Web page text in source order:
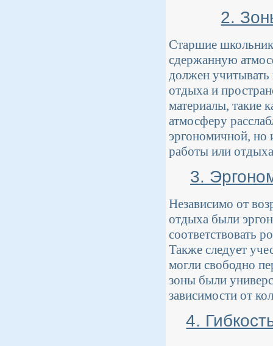
2.
Старшие
сдержанную
должен
отдыха и
материалы, такие
атмосферу
эргономичной, но
работы или
3.
Независимо от
отдыха были
соответствовать
Также следует
могли свободно
зоны были
зависимости от
4.